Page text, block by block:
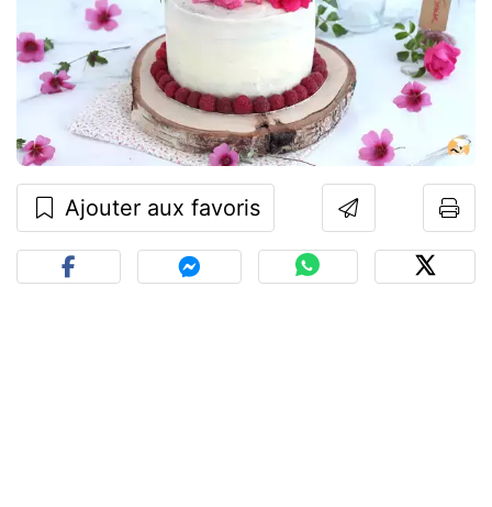
Ajouter aux favoris